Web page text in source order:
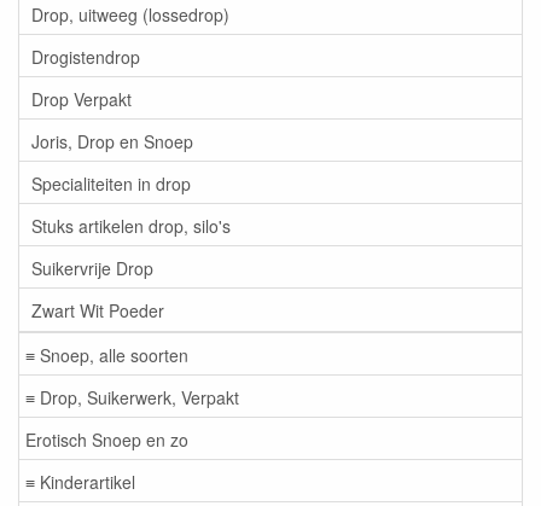
Drop, uitweeg (lossedrop)
Drogistendrop
Drop Verpakt
Joris, Drop en Snoep
Specialiteiten in drop
Stuks artikelen drop, silo's
Suikervrije Drop
Zwart Wit Poeder
≡ Snoep, alle soorten
≡ Drop, Suikerwerk, Verpakt
Erotisch Snoep en zo
≡ Kinderartikel